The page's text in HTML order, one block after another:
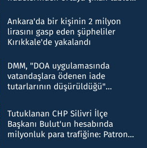
Ankara'da bir kişinin 2 milyon
lirasını gasp eden şüpheliler
Kırıkkale'de yakalandı
DMM, "DOA uygulamasında
vatandaşlara ödenen iade
tutarlarının düşürüldüğü"
Tutuklanan CHP Silivri İlçe
Başkanı Bulut'un hesabında
milyonluk para trafiğine: Patron